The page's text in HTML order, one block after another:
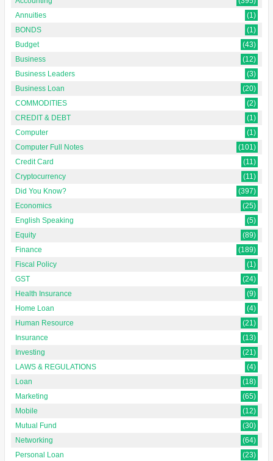
Annuities
(1)
BONDS
(1)
Budget
(43)
Business
(12)
Business Leaders
(3)
Business Loan
(20)
COMMODITIES
(2)
CREDIT & DEBT
(1)
Computer
(1)
Computer Full Notes
(101)
Credit Card
(11)
Cryptocurrency
(11)
Did You Know?
(397)
Economics
(25)
English Speaking
(5)
Equity
(89)
Finance
(189)
Fiscal Policy
(1)
GST
(24)
Health Insurance
(9)
Home Loan
(4)
Human Resource
(21)
Insurance
(13)
Investing
(21)
LAWS & REGULATIONS
(4)
Loan
(18)
Marketing
(65)
Mobile
(12)
Mutual Fund
(30)
Networking
(64)
Personal Loan
(23)